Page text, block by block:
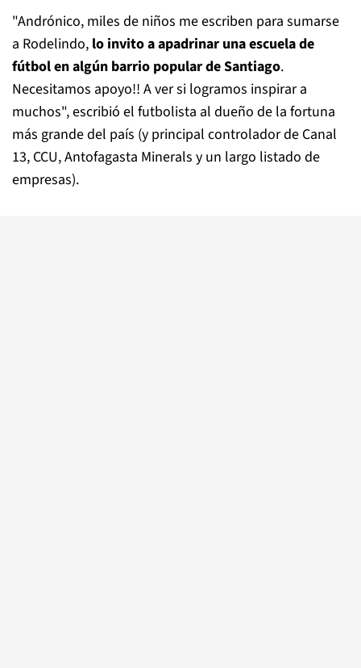
"Andrónico, miles de niños me escriben para sumarse
a Rodelindo, lo invito a apadrinar una escuela de
fútbol en algún barrio popular de Santiago.
Necesitamos apoyo!! A ver si logramos inspirar a
muchos", escribió el futbolista al dueño de la fortuna
más grande del país (y principal controlador de Canal
13, CCU, Antofagasta Minerals y un largo listado de
empresas).